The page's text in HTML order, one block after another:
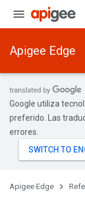
Apigee Edge
Google utiliza
preferido. Las
errores.
Apigee Edge